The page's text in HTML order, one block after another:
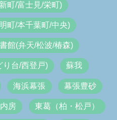
町/富士見/栄町)
町/本千葉町/中央)
館(弁天/松波/椿森)
り台/西登戸) 蘇我
海浜幕張 幕張豊砂
房 東葛（柏・松戸）